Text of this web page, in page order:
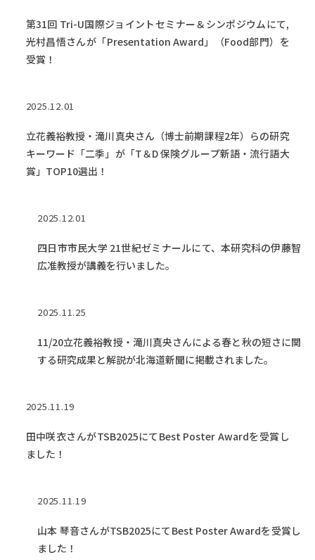
第31回 Tri-U国際ジョイントセミナー＆シンポジウムにて,
光村昌悟さんが「Presentation Award」（Food部門）を
受賞！
2025.12.01
立花義裕教授・滝川真央さん（博士前期課程2年）らの研究
キーワード「二季」が「T＆D 保険グループ新語・流行語大
賞」TOP10選出！
2025.12.01
四日市市民大学 21世紀ゼミナールにて、本研究科の伊藤智
広准教授が講義を行いました。
2025.11.25
11/20立花義裕教授・滝川真央さんによる春と秋の短さに関
する研究成果と解説が北海道新聞に掲載されました。
2025.11.19
田中咲衣さんがTSB2025にてBest Poster Awardを受賞し
ました！
2025.11.19
山本 琴音さんがTSB2025にてBest Poster Awardを受賞し
ました！